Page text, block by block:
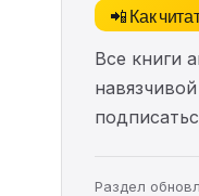
📲 Как
Все книги
Раздел